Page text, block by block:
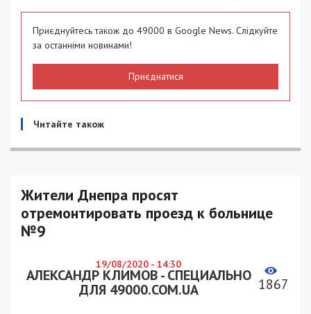
Приєднуйтесь також до 49000 в Google News. Слідкуйте
за останніми новинами!
Приєднатися
Читайте також
Жители Днепра просят
отремонтировать проезд к больнице
№9
19/08/2020 - 14:30
АЛЕКСАНДР КЛИМОВ - СПЕЦИАЛЬНО
ДЛЯ 49000.COM.UA
1867